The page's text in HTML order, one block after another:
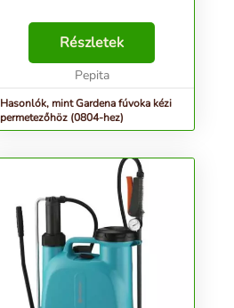
Részletek
Pepita
Hasonlók, mint Gardena fúvoka kézi
permetezőhöz (0804-hez)